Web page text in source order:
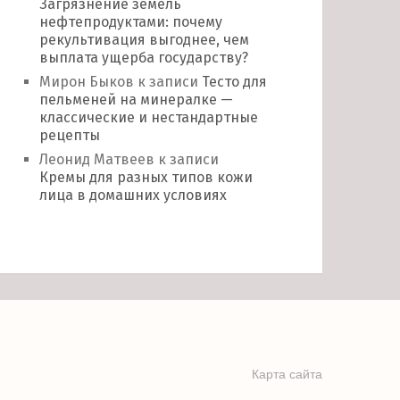
Загрязнение земель
нефтепродуктами: почему
рекультивация выгоднее, чем
выплата ущерба государству?
Мирон Быков к записи Тесто для
пельменей на минералке —
классические и нестандартные
рецепты
Леонид Матвеев к записи
Кремы для разных типов кожи
лица в домашних условиях
Карта сайта